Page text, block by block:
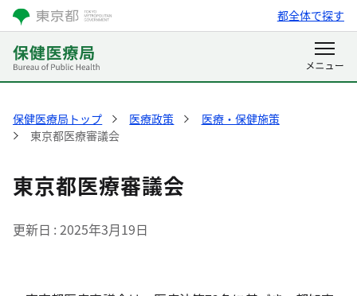
都全体で探す
保健医療局トップ 医療政策
医療・保健施策
東京都医療審議会
東京都医療審議会
更新日 2025年3月19日